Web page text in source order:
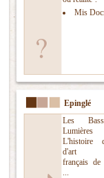
Mis
Epinglé
Les
Lumières
L'histoire
d'art
français de
...